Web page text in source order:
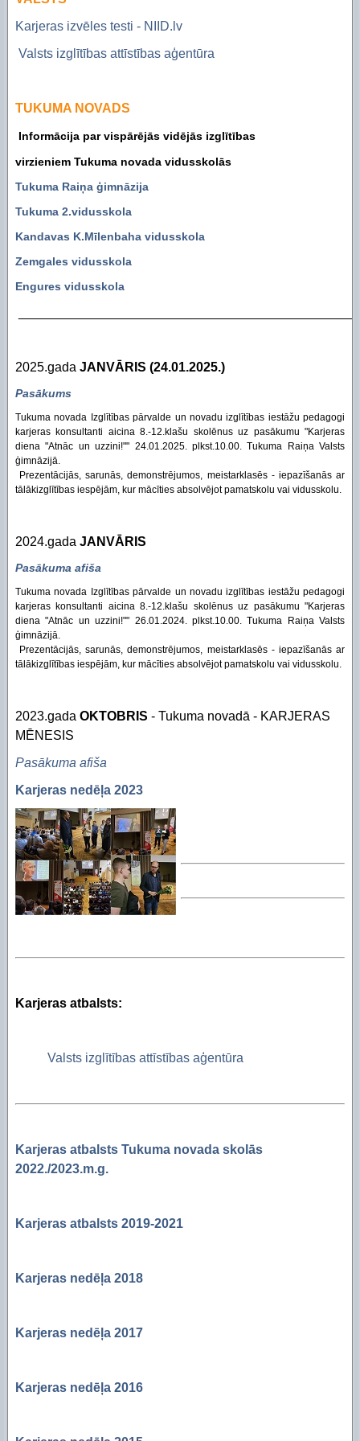
Karjeras izvēles testi - NIID.lv
Valsts izglītības attīstības aģentūra
TUKUMA NOVADS
Informācija par vispārējās vidējās izglītības
virzieniem Tukuma novada vidusskolās
Tukuma Raiņa ģimnāzija
Tukuma 2.vidusskola
Kandavas K.Mīlenbaha vidusskola
Zemgales vidusskola
Engures vidusskola
2025.gada JANVĀRIS (24.01.2025.)
Pasākums
Tukuma novada Izglītības pārvalde un novadu izglītības iestāžu pedagogi
karjeras konsultanti aicina 8.-12.klašu skolēnus uz pasākumu "Karjeras
diena "Atnāc un uzzini!"" 24.01.2025. plkst.10.00. Tukuma Raiņa Valsts
ģimnāzijā.
Prezentācijās, sarunās, demonstrējumos, meistarklasēs - iepazīšanās ar
tālākizglītības iespējām, kur mācīties absolvējot pamatskolu vai vidusskolu.
2024.gada JANVĀRIS
Pasākuma afiša
Tukuma novada Izglītības pārvalde un novadu izglītības iestāžu pedagogi
karjeras konsultanti aicina 8.-12.klašu skolēnus uz pasākumu "Karjeras
diena "Atnāc un uzzini!"" 26.01.2024. plkst.10.00. Tukuma Raiņa Valsts
ģimnāzijā.
Prezentācijās, sarunās, demonstrējumos, meistarklasēs - iepazīšanās ar
tālākizglītības iespējām, kur mācīties absolvējot pamatskolu vai vidusskolu.
2023.gada OKTOBRIS - Tukuma novadā - KARJERAS
MĒNESIS
Pasākuma afiša
Karjeras nedēļa 2023
Karjeras atbalsts:
Valsts izglītības attīstības aģentūra
Karjeras atbalsts Tukuma novada skolās
2022./2023.m.g.
Karjeras atbalsts 2019-2021
Karjeras nedēļa 2018
Karjeras nedēļa 2017
Karjeras nedēļa 2016